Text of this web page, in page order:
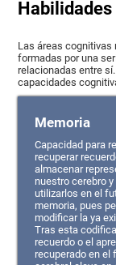
Las áreas
formadas por una
relacionadas entre
capacidades
Memoria
Capacidad para
recuperar
almacenar
nuestro cerebro
utilizarlos en el
memoria, pues
modificar la ya
Tras esta
recuerdo o el
recuperado en el